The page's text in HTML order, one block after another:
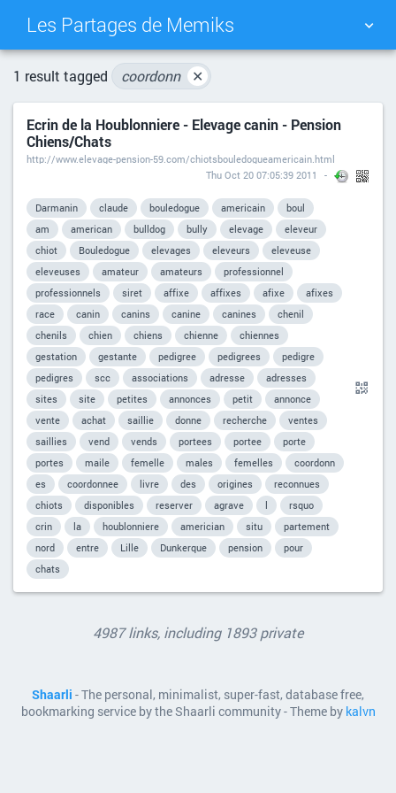
Les Partages de Memiks
TAG CLOUD
DAILY SEARCH
1 result tagged coordonn ✕
Ecrin de la Houblonniere - Elevage canin - Pension
Chiens/Chats
http://www.elevage-pension-59.com/chiotsbouledogueamericain.html
Thu Oct 20 07:05:39 2011
Darmanin claude bouledogue americain
boul
am
american bulldog bully elevage
eleveur
chiot
Bouledogue elevages eleveurs
eleveuse
eleveuses
amateur amateurs
professionnel
professionnels
siret affixe affixes afixe
afixes
race
canin canins canine canines
chenil
chenils
chien chiens chienne
chiennes
gestation
gestante pedigree pedigrees
pedigre
pedigres
scc associations adresse
adresses
sites
site petites annonces petit
annonce
vente
achat saillie donne recherche
ventes
saillies
vend vends portees portee
porte
portes
maile femelle males femelles
coordonn
es
coordonnee livre des origines
reconnues
chiots
disponibles reserver agrave l
rsquo
crin
la houblonniere americian situ
partement
nord
entre Lille Dunkerque pension
pour
chats
4987 links, including 1893 private
Shaarli - The personal, minimalist, super-fast, database free,
bookmarking service by the Shaarli community - Theme by kalvn